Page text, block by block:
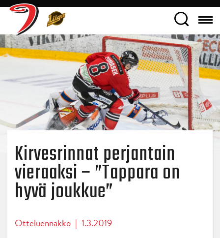
Kirvesrinnat perjantain
vieraaksi – ”Tappara on
hyvä joukkue”
Otteluennakko | 1.3.2019